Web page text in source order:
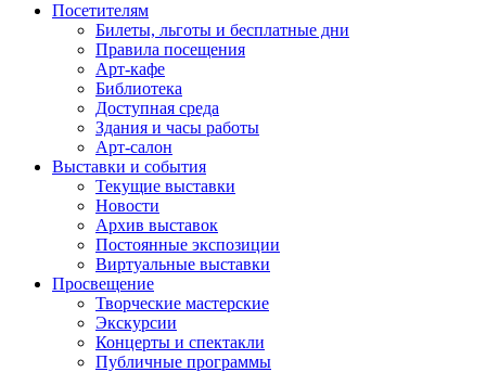
Посетителям
Билеты, льготы и бесплатные дни
Правила посещения
Арт-кафе
Библиотека
Доступная среда
Здания и часы работы
Арт-салон
Выставки и события
Текущие выставки
Новости
Архив выставок
Постоянные экспозиции
Виртуальные выставки
Просвещение
Творческие мастерские
Экскурсии
Концерты и спектакли
Публичные программы